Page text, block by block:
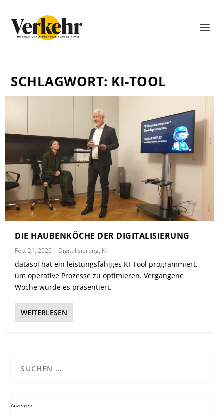
SCHLAGWORT: KI-TOOL
DIE HAUBENKÖCHE DER DIGITALISIERUNG
Feb. 21, 2025 | Digitalisierung, KI
datasol hat ein leistungsfähiges KI-Tool programmiert,
um operative Prozesse zu optimieren. Vergangene
Woche wurde es präsentiert.
WEITERLESEN
Anzeigen